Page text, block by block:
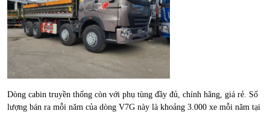
Dòng cabin truyền thống còn với phụ tùng đầy đủ, chính hãng, giá rẻ. Số
lượng bán ra mỗi năm của dòng V7G này là khoảng 3.000 xe mỗi năm tại